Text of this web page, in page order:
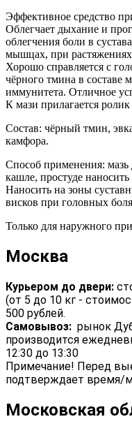
Эффективное средство
Облегчает дыхание и
облегчения боли в
мышцах, при
Хорошо справляется с
чёрного тмина в составе
иммунитета. Отличное
К мази прилагается
Состав: чёрный тмин,
камфора.
Способ применения:
кашле, простуде
Наносить на зоны
висков при головных
Только для наружного
Москва
Курьером до двери:
(от 5 до 10 кг -
500 рублей.
Самовывоз: рынок
производится
12:30 до 13:30
Примечание! Перед
подтверждает время/
Московская